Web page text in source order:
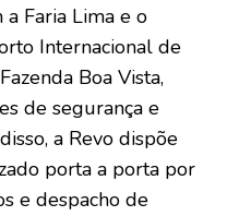
Faria Lima e o
Internacional de
Boa Vista,
de segurança e
a Revo dispõe
porta a porta por
e despacho de